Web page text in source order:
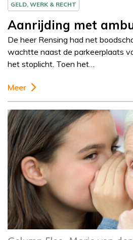
GELD, WERK & RECHT
Aanrijding met
De heer Rensing had net
wachtte naast de parkeerplaats
het stoplicht. Toen het…
Meer
Column
Else-Marie
Eerenbeemt